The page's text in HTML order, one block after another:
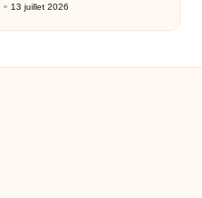
13 juillet 2026